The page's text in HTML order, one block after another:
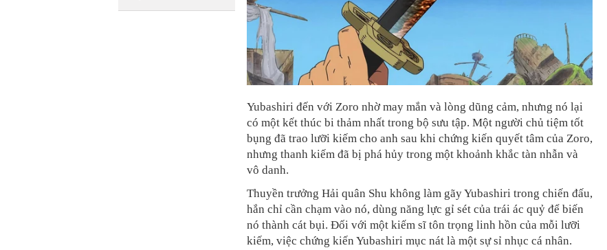
Yubashiri đến với Zoro nhờ may mắn và lòng dũng cảm, nhưng nó lại
có một kết thúc bi thảm nhất trong bộ sưu tập. Một người chủ tiệm tốt
bụng đã trao lưỡi kiếm cho anh sau khi chứng kiến quyết tâm của Zoro,
nhưng thanh kiếm đã bị phá hủy trong một khoảnh khắc tàn nhẫn và
vô danh.
Thuyền trưởng Hải quân Shu không làm gãy Yubashiri trong chiến đấu,
hắn chỉ cần chạm vào nó, dùng năng lực gỉ sét của trái ác quỷ để biến
nó thành cát bụi. Đối với một kiếm sĩ tôn trọng linh hồn của mỗi lưỡi
kiếm, việc chứng kiến Yubashiri mục nát là một sự sỉ nhục cá nhân.